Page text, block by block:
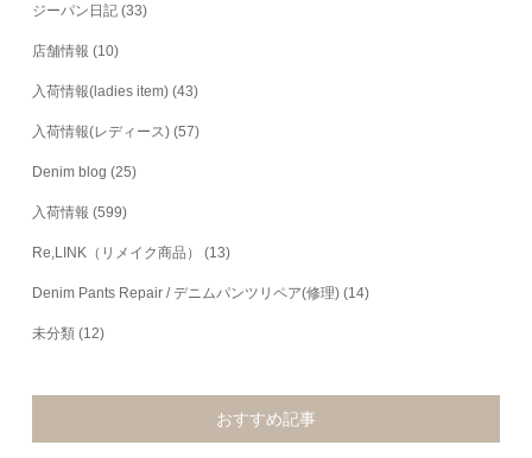
ジーパン日記 (33)
店舗情報 (10)
入荷情報(ladies item) (43)
入荷情報(レディース) (57)
Denim blog (25)
入荷情報 (599)
Re,LINK（リメイク商品） (13)
Denim Pants Repair / デニムパンツリペア(修理) (14)
未分類 (12)
おすすめ記事